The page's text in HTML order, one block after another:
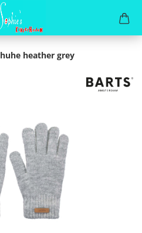
heather grey